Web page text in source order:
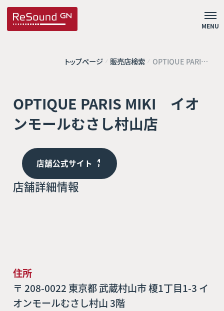
MENU
トップページ 販売店検索 OPTIQUE PARIS
MIKI イオンモー
OPTIQUE PARIS MIKI イオ
ンモールむさし村山店
店舗公式サイト
店舗詳細情報
住所
〒 208-0022 東京都 武蔵村山市 榎1丁目1-3 イ
オンモールむさし村山 3階